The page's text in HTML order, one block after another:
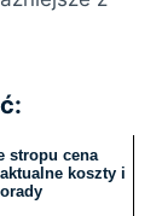
stropu cena
koszty i